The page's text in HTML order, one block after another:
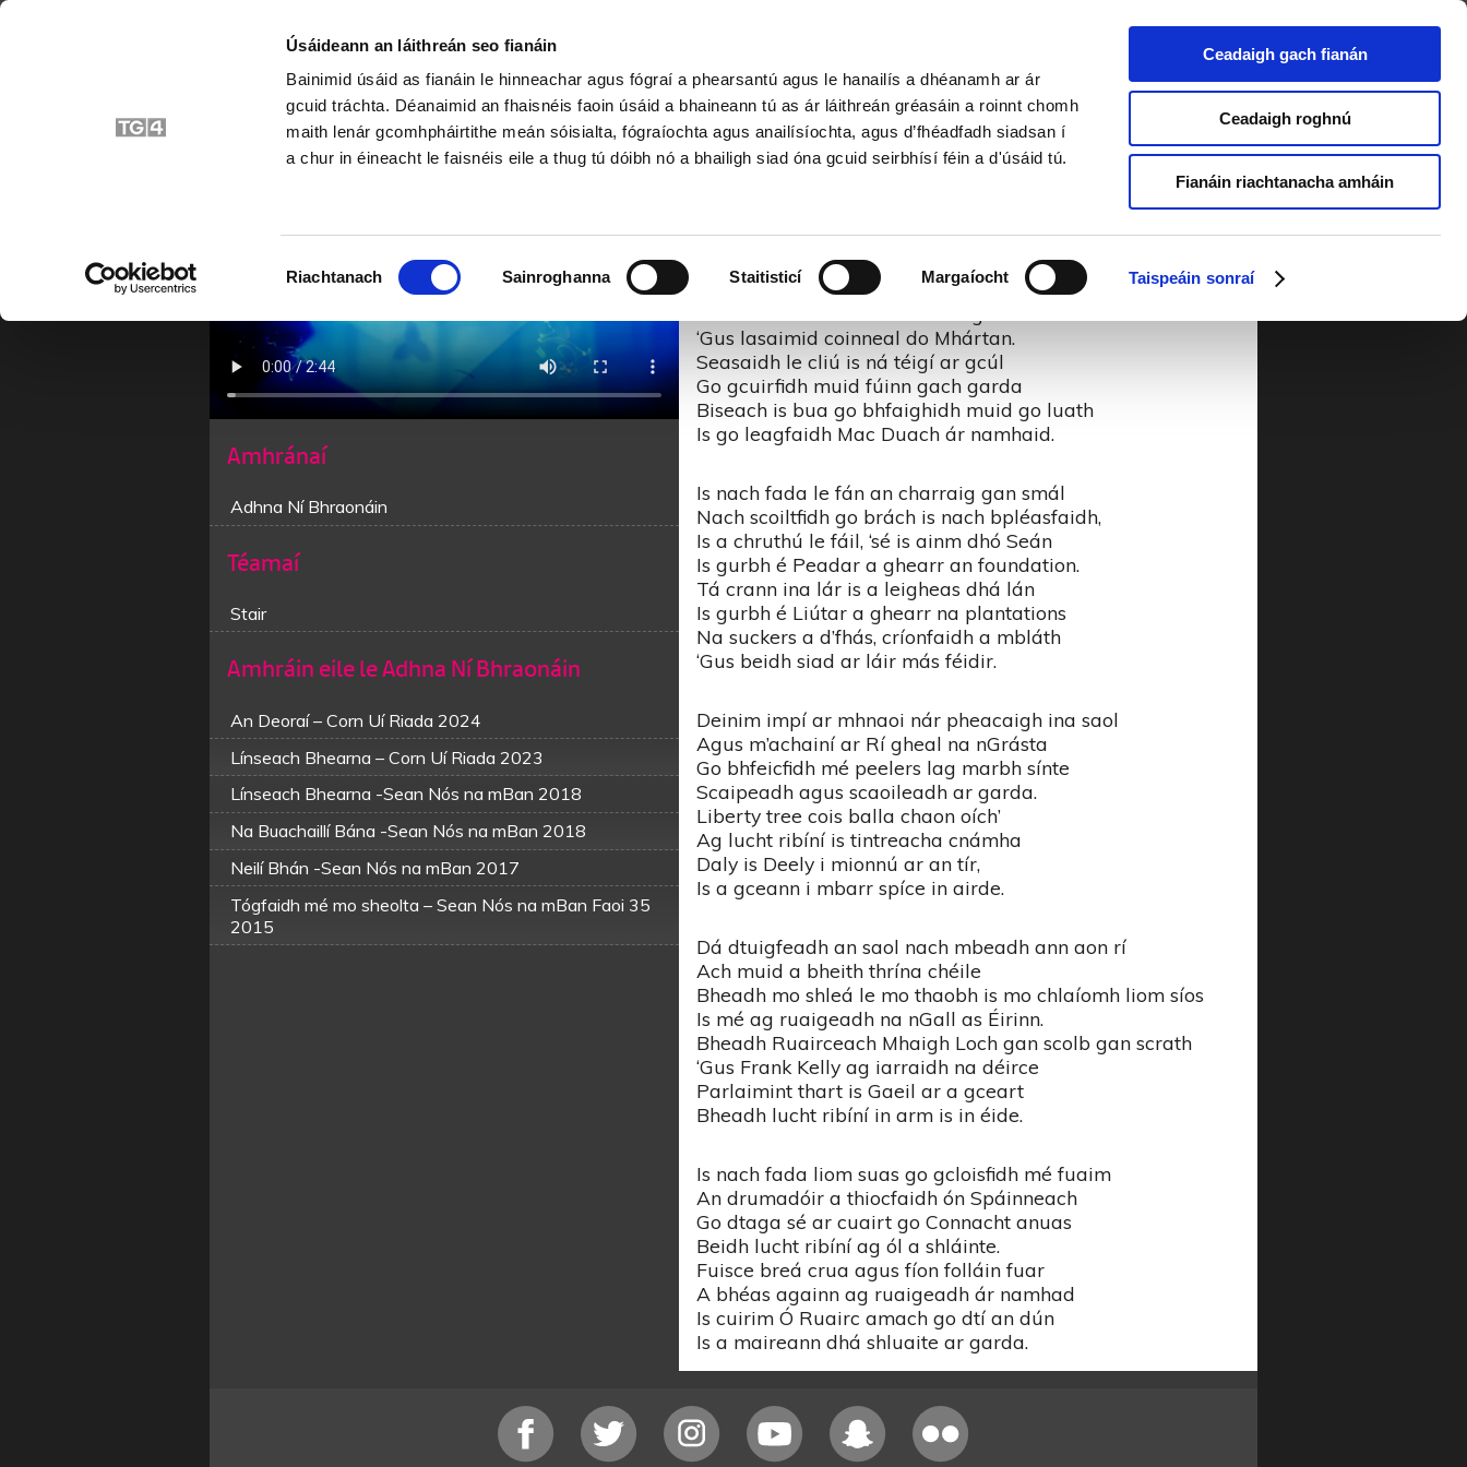
Úsáideann an láithreán seo fianáin
Bainimid úsáid as fianáin le hinneachar agus fógraí a phearsantú agus le hanailís a dhéanamh ar ár
gcuid tráchta. Déanaimid an fhaisnéis faoin úsáid a bhaineann tú as ár láithreán gréasáin a roinnt chomh
maith lenár gcomhpháirtithe meán sóisialta, fógraíochta agus anailísíochta, agus d’fhéadfadh siadsan í
a chur in éineacht le faisnéis eile a thug tú dóibh nó a bhailigh siad óna gcuid seirbhísí féin a d'úsáid tú.
Riachtanach Sainroghanna Staitisticí Margaíocht Taispeáin sonraí
Ceadaigh gach fianán
Ceadaigh roghnú
Fianáin riachtanacha amháin
Na Buachaillí Bána -Sean Nós na mBan Faoi 35 2015
Amhránaí
Adhna Ní Bhraonáin
Téamaí
Stair
Éirígí suas ná faillígí an uair
Tá an tseachtain anois ins an láthair.
‘Gus lasaimid coinneal do Mhártan.
Seasaidh le cliú is ná téigí ar gcúl
Go gcuirfidh muid fúinn gach garda
Biseach is bua go bhfaighidh muid go luath
Is go leagfaidh Mac Duach ár namhaid.
Is nach fada le fán an charraig gan smál
Nach scoiltfidh go brách is nach bpléasfaidh,
Is a chruthú le fáil, ‘sé is ainm dhó Seán
Is gurbh é Peadar a ghearr an foundation.
Tá crann ina lár is a leigheas dhá lán
Is gurbh é Liútar a ghearr na plantations
Na suckers a d’fhás, críonfaidh a mbláth
‘Gus beidh siad ar láir más féidir.
Deinim impí ar mhnaoi nár pheacaigh ina saol
Agus m’achainí ar Rí gheal na nGrásta
Go bhfeicfidh mé peelers lag marbh sínte
Scaipeadh agus scaoileadh ar garda.
Liberty tree cois balla chaon oích’
Ag lucht ribíní is tintreacha cnámha
Daly is Deely i mionnú ar an tír,
Is a gceann i mbarr spíce in airde.
Dá dtuigfeadh an saol nach mbeadh ann aon rí
Ach muid a bheith thrína chéile
Bheadh mo shleá le mo thaobh is mo chlaíomh liom síos
Is mé ag ruaigeadh na nGall as Éirinn.
Bheadh Ruairceach Mhaigh Loch gan scolb gan scrath
‘Gus Frank Kelly ag iarraidh na déirce
Parlaimint thart is Gaeil ar a gceart
Bheadh lucht ribíní in arm is in éide.
Is nach fada liom suas go gcloisfidh mé fuaim
An drumadóir a thiocfaidh ón Spáinneach
Go dtaga sé ar cuairt go Connacht anuas
Beidh lucht ribíní ag ól a shláinte.
Fuisce breá crua agus fíon folláin fuar
A bhéas againn ag ruaigeadh ár namhad
Is cuirim Ó Ruairc amach go dtí an dún
Is a maireann dhá shluaite ar garda.
Amhráin eile le Adhna Ní Bhraonáin
An Deoraí – Corn Uí Riada 2024
Línseach Bhearna – Corn Uí Riada 2023
Línseach Bhearna -Sean Nós na mBan 2018
Na Buachaillí Bána -Sean Nós na mBan 2018
Neilí Bhán -Sean Nós na mBan 2017
Tógfaidh mé mo sheolta – Sean Nós na mBan Faoi 35
2015